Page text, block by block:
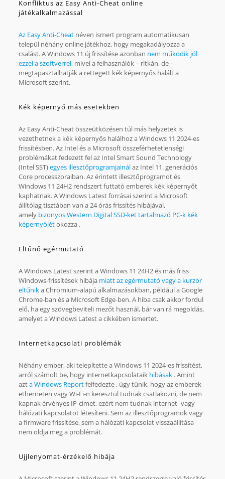
Konfliktus az Easy Anti-Cheat online
játékalkalmazással
Az Easy Anti-Cheatnéven ismert program automatikusan
települ néhány online játékhoz, hogy megakadályozza a
csalást. A Windows 11 új frissítése azonban nem működik jól
ezzel a szoftverrel,mivel a felhasználók – ritkán, de –
megtapasztalhatják a rettegett kék képernyős halált a
Microsoft szerint.
Kék képernyő más esetekben
Az Easy Anti-Cheat összeütközésen túl más helyzetek is
vezethetnek a kék képernyős halálhoz a Windows 11 2024-es
frissítésben. Az Intel és a Microsoft összeférhetetlenségi
problémákat fedezett fel az Intel Smart Sound Technology
(Intel SST)egyes illesztőprogramjainálaz Intel 11. generációs
Core processzoraiban. Az érintett illesztőprogramot és
Windows 11 24H2 rendszert futtató emberek kék képernyőt
kaphatnak. A Windows Latest forrásai szerint a Microsoft
állítólag tisztában van a 24 órás frissítés hibájával,
amely bizonyos Western Digital SSD-ket tartalmazó PC-k kék
képernyőjétokozza .
Eltűnő egérmutató
A Windows Latest szerint a Windows 11 24H2 és más friss
Windows-frissítések hibája miatt az egérmutató vagy a kurzor
eltűnika Chromium-alapú alkalmazásokban, például a Google
Chrome-ban és a Microsoft Edge-ben. A hiba csak akkor fordul
elő, ha egy szövegbeviteli mezőt használ, bár van rá megoldás,
amelyet a Windows Latest a cikkében ismertet.
Internetkapcsolati problémák
Néhány ember, aki telepítette a Windows 11 2024-es frissítést,
arról számolt be, hogy internetkapcsolataik hibásak. Amint
azta Windows Reportfelfedezte , úgy tűnik, hogy az emberek
etherneten vagy Wi-Fi-n keresztül tudnak csatlakozni, de nem
kapnak érvényes IP-címet, ezért nem tudnak internet- vagy
hálózati kapcsolatot létesíteni. Sem az illesztőprogramok vagy
a firmware frissítése, sem a hálózati kapcsolat visszaállítása
nem oldja meg a problémát.
Ujjlenyomat-érzékelő hibája